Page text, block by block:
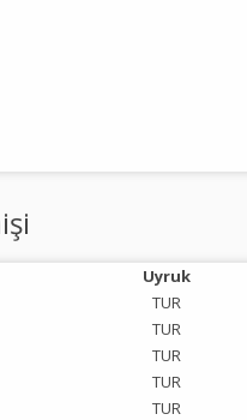
Uyruk
TUR
TUR
TUR
TUR
TUR